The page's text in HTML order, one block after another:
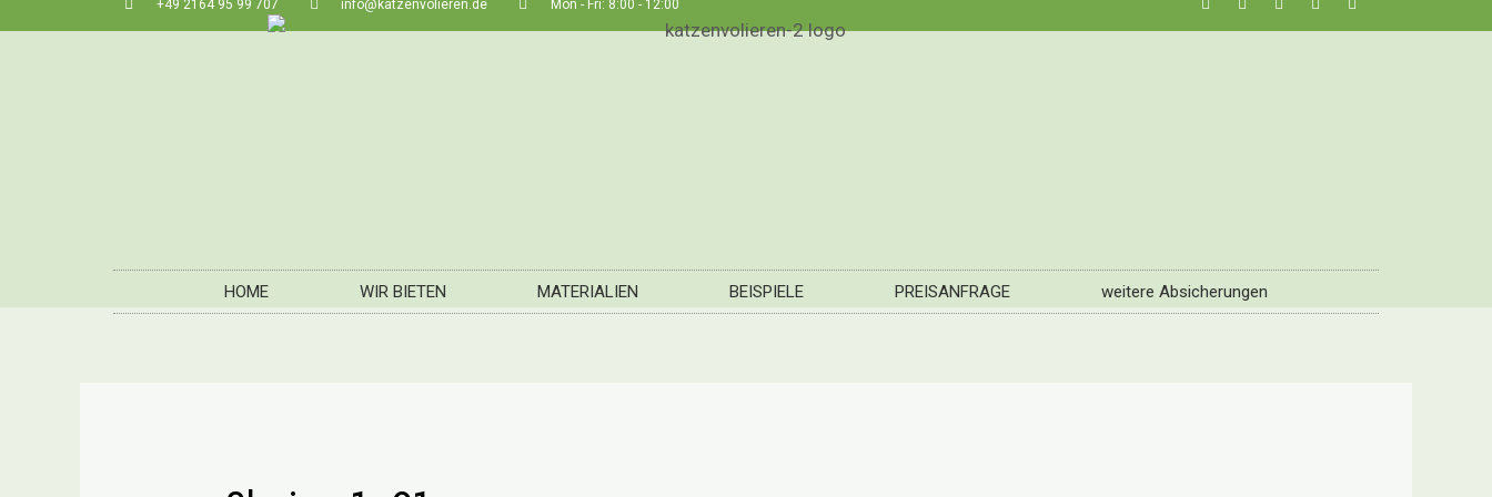
+49 2164 95 99 707 info@katzenvolieren.de Mon - Fri: 8:00 - 12:00
HOME WIR BIETEN MATERIALIEN BEISPIELE PREISANFRAGE weitere Absicherungen